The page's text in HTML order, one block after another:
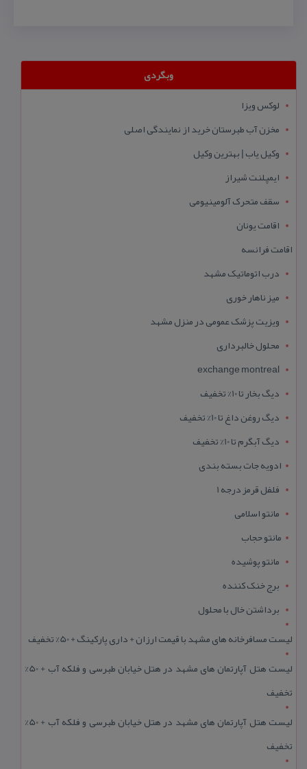
وبگردی
لوکس ویزا
مخزن آب طبرستان خرید از نمایندگی اصلی
وکیل یاب | بهترین وکیل
ایمپلنت شیراز
سقف متحرک آلومینیومی
اقامت یونان
اقامت فرانسه
درب اتوماتیک مشهد
میز ناهار خوری
ویزیت پزشک عمومی در منزل مشهد
محلول خالبرداری
exchange montreal
دیگ بخار تا 10% تخفیف
دیگ روغن داغ تا 10% تخفیف
دیگ آبگرم تا 10% تخفیف
ادویه جات بسته بندی
فلفل قرمز درجه 1
مانتو اسلامی
مانتو حجاب
مانتو پوشیده
برج خنک کننده
برداشتن خال با محلول
لیست مسافرخانه های مشهد با قیمت ارزان + داری پارکینگ + 50% تخفیف
لیست هتل آپارتمان های مشهد در هتل خیابان طبرسی و فلکه آب + 50%
تخفیف
لیست هتل آپارتمان های مشهد در هتل خیابان طبرسی و فلکه آب + 50%
تخفیف